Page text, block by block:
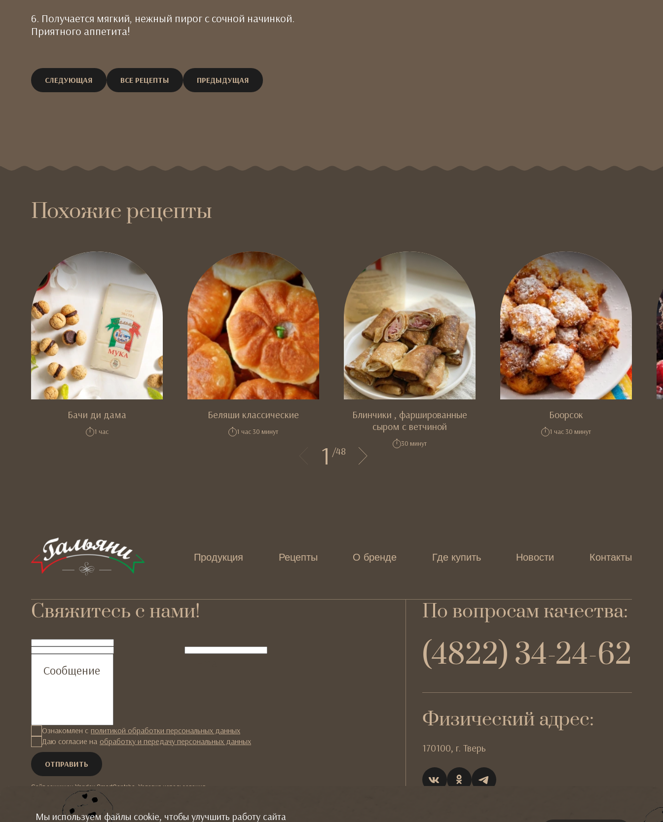
6. Получается мягкий, нежный пирог с сочной начинкой.
Приятного аппетита!
СЛЕДУЮЩАЯ ВСЕ РЕЦЕПТЫ ПРЕДЫДУЩАЯ
Похожие рецепты
Бачи ди дама
1 час
Беляши классические
1 час 30 минут
Блинчики , фаршированные
сыром с ветчиной
30 минут
Боорсок
1 час 30 минут
1 /48
Продукция Рецепты О бренде Где купить Новости Контакты
Свяжитесь с нами!
ФИО
Телефон
Сообщение
Ознакомлен с политикой обработки персональных данных
Даю согласие на обработку и передачу персональных данных
Сайт защищен Yandex SmartCaptcha. Условия использования
По вопросам качества:
(4822) 34-24-62
Физический адрес:
170100, г. Тверь
Мы используем файлы cookie, чтобы улучшить работу сайта